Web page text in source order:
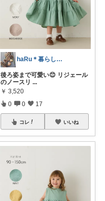
haRu＊暮らし・こども・美容
後ろ姿まで可愛い😊 リジェール
のノースリ ...
￥ 3,520
0 0 17
コレ いいね